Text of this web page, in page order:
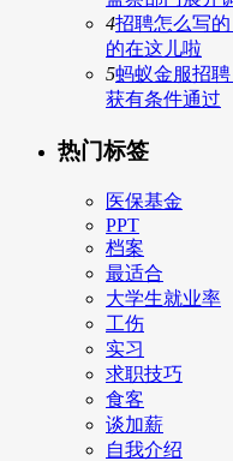
4招聘怎么写
的在这儿啦
5蚂蚁金服招
获有条件通过
热门标签
医保基金
PPT
档案
最适合
大学生就业率
工伤
实习
求职技巧
食客
谈加薪
自我介绍